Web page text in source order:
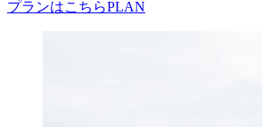
プランはこちらPLAN